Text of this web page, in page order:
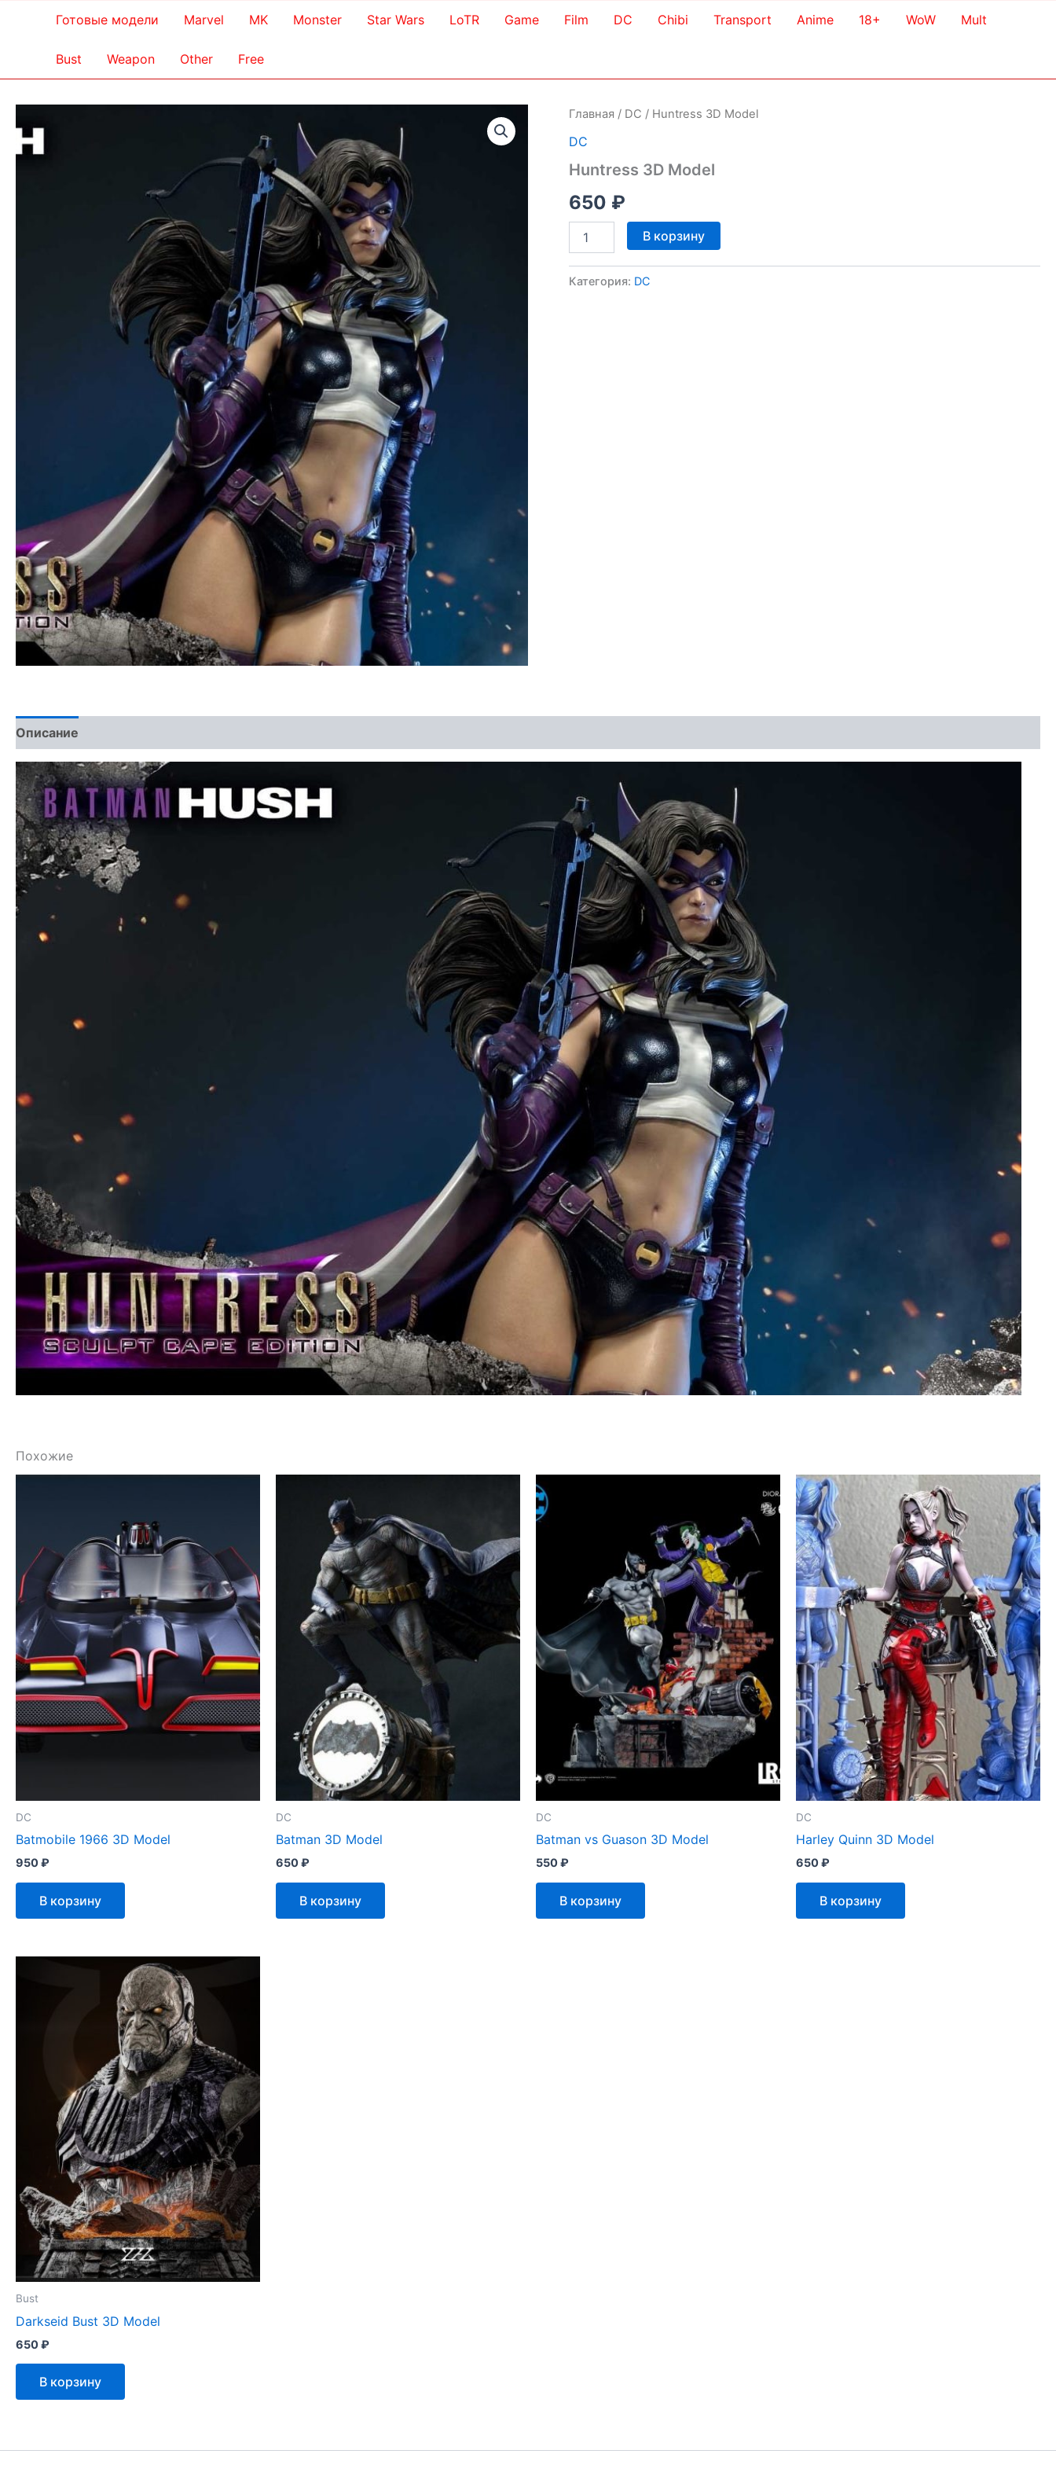
Готовые модели Marvel MK Monster Star Wars LoTR Game Film DC Chibi Transport Anime 18+ WoW Mult
Bust Weapon Other Free
Главная / DC / Huntress 3D Model
DC
Huntress 3D Model
650 ₽
Количество
товара
3D
В корзину
Категория: DC
Описание
Похожие
DC
Batmobile 1966 3D Model
950₽
В корзину
DC
Batman 3D Model
650₽
В корзину
DC
Batman vs Guason 3D Model
550₽
В корзину
DC
Harley Quinn 3D Model
650₽
В корзину
Bust
Darkseid Bust 3D Model
650₽
В корзину